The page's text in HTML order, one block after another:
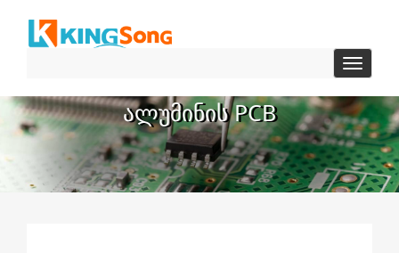
Toggle
ᲐᲚᲣᲛᲘᲜᲘᲡ PCB